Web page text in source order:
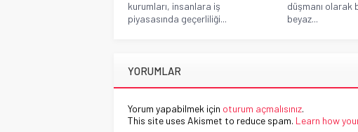
kurumları, insanlara iş
piyasasında geçerliliği...
düşmanı olarak
beyaz...
YORUMLAR
Yorum yapabilmek için oturum açmalısınız.
This site uses Akismet to reduce spam. Learn how